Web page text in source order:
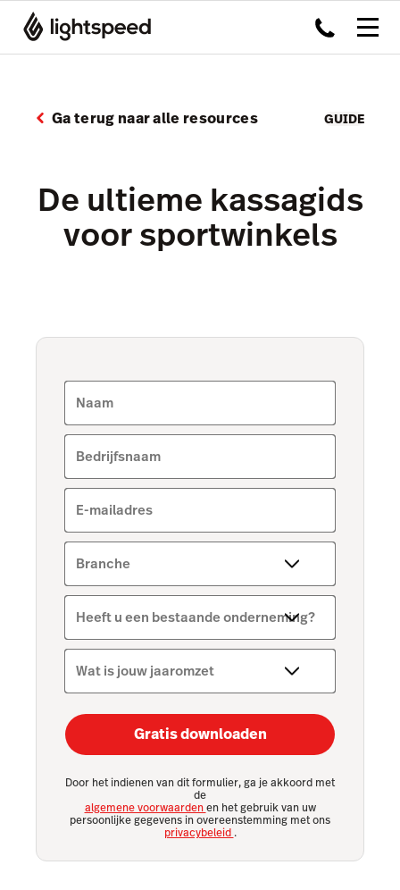
Ga terug naar alle resources GUIDE
De ultieme kassagids
voor sportwinkels
Naam
Bedrijfsnaam
E-mailadres
Branche
Heeft u een bestaande onderneming?
Wat is jouw jaaromzet
Gratis downloaden
Door het indienen van dit formulier, ga je akkoord met
de
algemene voorwaardenen het gebruik van uw
persoonlijke gegevens in overeenstemming met ons
privacybeleid .